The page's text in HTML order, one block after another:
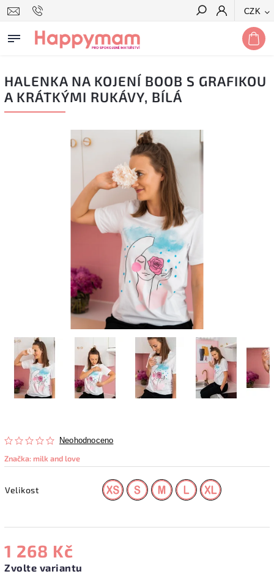
CZK
Hledat
HALENKA NA KOJENÍ BOOB S GRAFIKOU
A KRÁTKÝMI RUKÁVY, BÍLÁ
Neohodnoceno
Značka: milk and love
Velikost
1 268 Kč
Zvolte variantu